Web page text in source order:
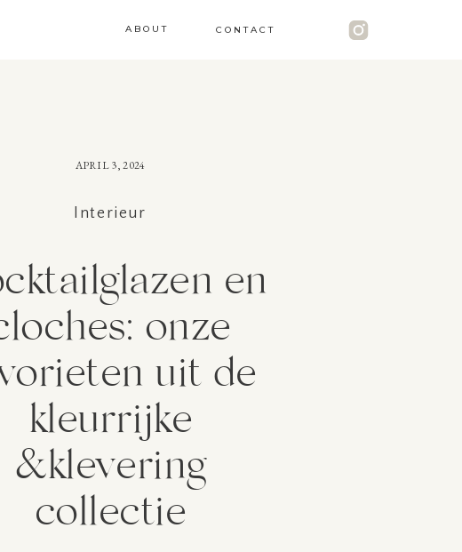
ABOUT CONTACT
APRIL 3, 2024
en
onze
uit de
kleurrijke
&klevering
collectie
Interieur